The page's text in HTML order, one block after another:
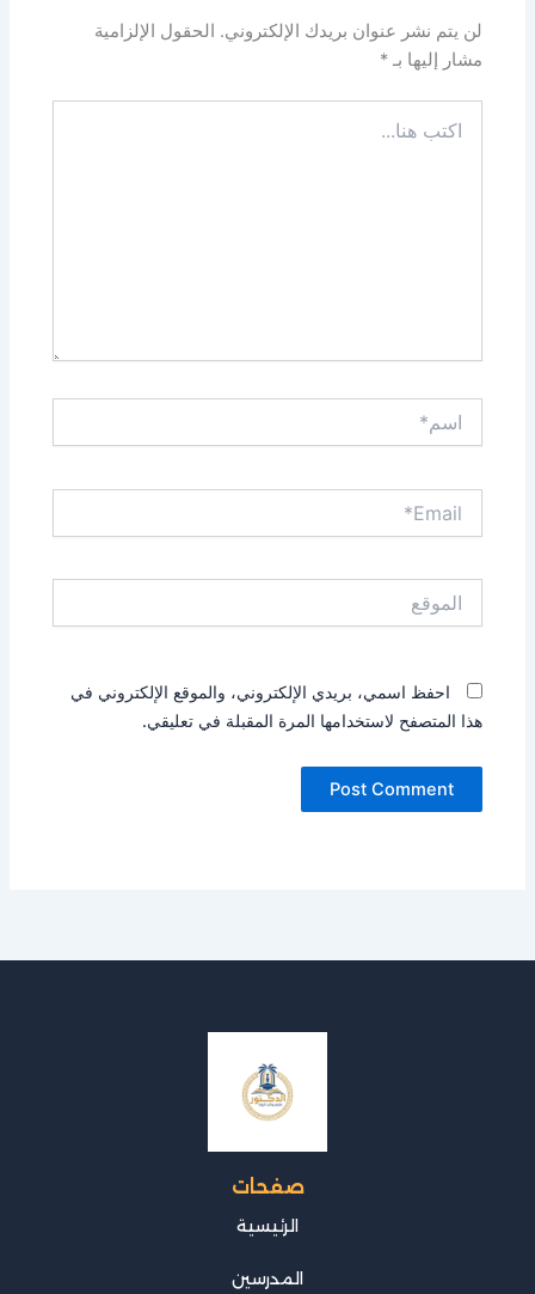
لن يتم نشر عنوان بريدك الإلكتروني. الحقول الإلزامية
مشار إليها بـ*
هنا...
احفظ اسمي، بريدي الإلكتروني، والموقع الإلكتروني في
هذا المتصفح لاستخدامها المرة المقبلة في تعليقي.
صفحات
الرئيسية
المدرسين